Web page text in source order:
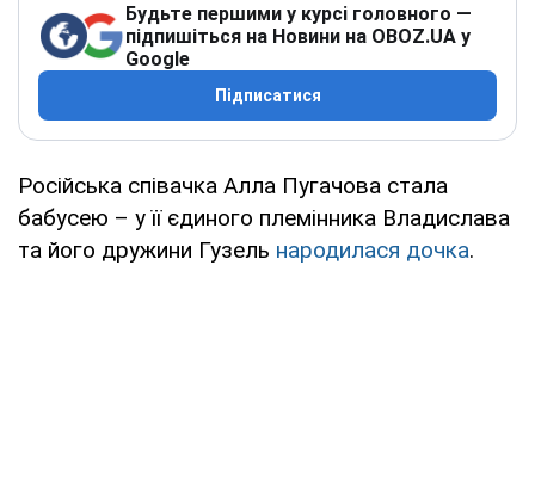
Будьте першими у курсі головного —
підпишіться на Новини на OBOZ.UA у
Google
Підписатися
Російська співачка Алла Пугачова стала
бабусею – у її єдиного племінника Владислава
та його дружини Гузель народилася дочка.